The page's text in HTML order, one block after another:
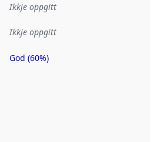
Ikkje oppgitt
Ikkje oppgitt
Metadatakvalitet
God (60%)